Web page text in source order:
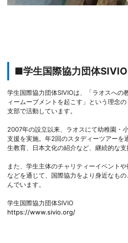
■学生国際協力団体
学生国際協力団体SIVIOは、「ラオスへの
ィームーブメントを起こす」という理念
支部で活動しています。
2007年の設立以来、ラオスにて幼稚園・
支援を実施。年2回のスタディーツアーを
生教育、日本文化の紹介など、継続的な支
また、学生主体のチャリティーイベント
などを通じて、国際協力をより身近なも
んでいます。
学生国際協力団体SIVIO
https://www.sivio.org/